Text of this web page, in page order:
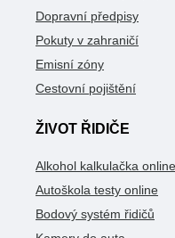
Dopravní předpisy
Pokuty v zahraničí
Emisní zóny
Cestovní pojištění
ŽIVOT ŘIDIČE
Alkohol kalkulačka online
Autoškola testy online
Bodový systém řidičů